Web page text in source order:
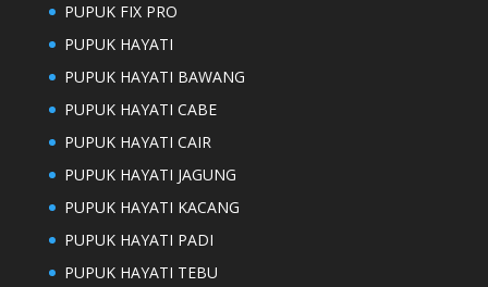
PUPUK FIX PRO
PUPUK HAYATI
PUPUK HAYATI BAWANG
PUPUK HAYATI CABE
PUPUK HAYATI CAIR
PUPUK HAYATI JAGUNG
PUPUK HAYATI KACANG
PUPUK HAYATI PADI
PUPUK HAYATI TEBU